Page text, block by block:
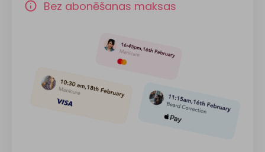
Bez abonēšanas maksas